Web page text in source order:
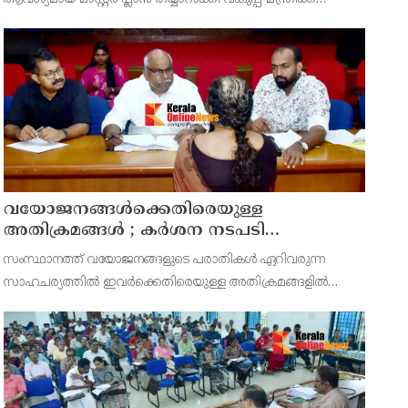
അറിയിച്ചു. ഡിപ്പോയ്ക്ക് നാല് ഏക്കറിൽ അധികം വരുന്ന
സ്ഥലമുണ്ട്
വയോജനങ്ങൾക്കെതിരെയുള്ള
അതിക്രമങ്ങൾ ; കർശന നടപടി
സ്വീകരിക്കുമെന്ന് കമ്മീഷൻ
സംസ്ഥാനത്ത് വയോജനങ്ങളുടെ പരാതികൾ ഏറിവരുന്ന
സാഹചര്യത്തിൽ ഇവർക്കെതിരെയുള്ള അതിക്രമങ്ങളിൽ
ചെയർമാൻ അഡ്വ. കെ. സോമപ്രസാദ്.